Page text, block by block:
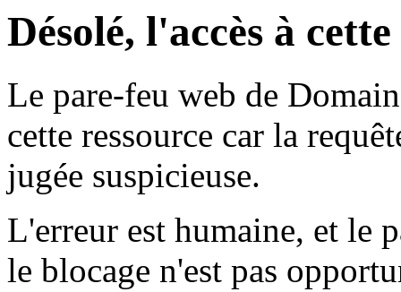
Désolé, l'accès à
Le pare-feu web de
cette ressource car la
jugée suspicieuse.
L'erreur est humaine, et le
le blocage n'est pas